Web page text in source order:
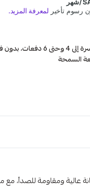
قسم دفعاتك بطريقة ميسرة إلى 4 وحتى 6
السمحة
يوفر متانة عالية ومقاومة